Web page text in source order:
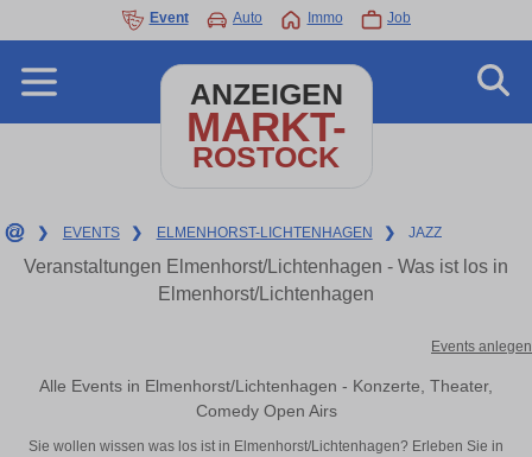
Event Auto Immo Job
ANZEIGEN
MARKT-
ROSTOCK
❯ EVENTS ❯ ELMENHORST-LICHTENHAGEN ❯ JAZZ
Veranstaltungen Elmenhorst/Lichtenhagen - Was ist los in
Elmenhorst/Lichtenhagen
Events anlegen
Alle Events in Elmenhorst/Lichtenhagen - Konzerte, Theater,
Comedy Open Airs
Sie wollen wissen was los ist in Elmenhorst/Lichtenhagen? Erleben Sie in